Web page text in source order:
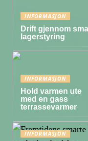
INFORMASJON
Drift gjennom
lagerstyring
INFORMASJON
Hold varmen ute
med en gass
terrassevarmer
INFORMASJON